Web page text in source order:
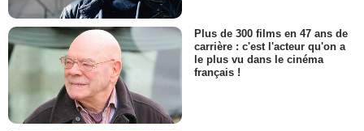
Plus de 300 films en 47 ans de
carrière : c'est l'acteur qu'on a
le plus vu dans le cinéma
français !